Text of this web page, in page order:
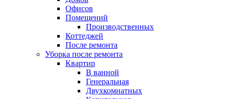
Офисов
Помещений
Производственных
Коттеджей
После ремонта
Уборка после ремонта
Квартир
В ванной
Генеральная
Двухкомнатных